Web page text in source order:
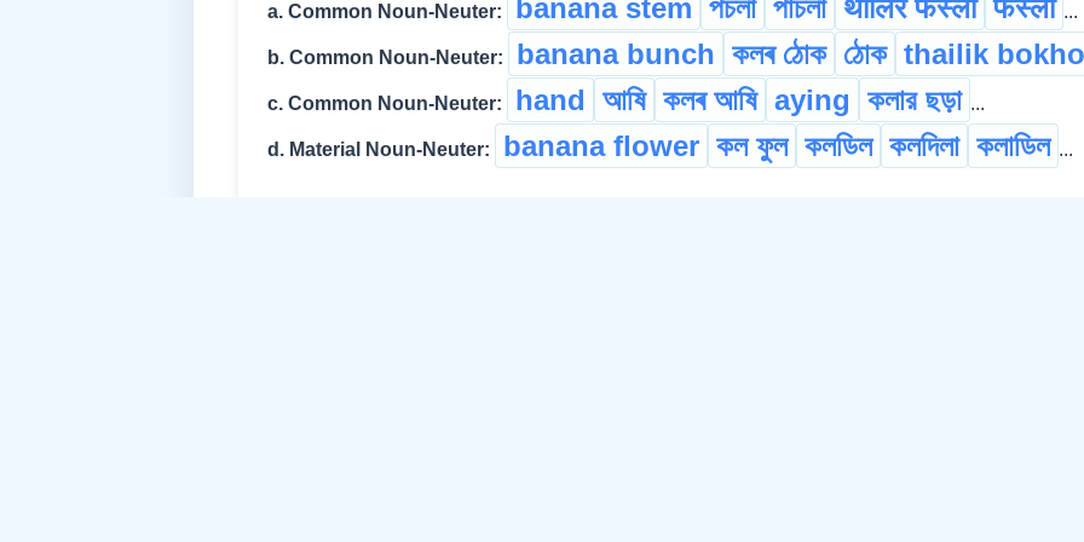
a. Common Noun-Neuter: banana stem পচলা পাচলা थालिर फस्ला फस्ला ...
b. Common Noun-Neuter: banana bunch কলৰ ঠোক ঠোক thailik
c. Common Noun-Neuter: hand আষি কলৰ আষি aying কলার ছড়া ...
d. Material Noun-Neuter: banana flower কল ফুল কলডিল কলদিলা কলাডিল ...